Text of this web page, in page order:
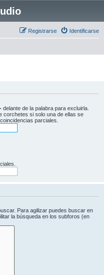
Identificarse
Registrarse
- delante de la palabra para excluirla.
corchetes si solo una de ellas se
parciales.
Para agilizar puedes buscar en
la búsqueda en los subforos (en